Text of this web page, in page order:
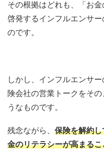
その根拠はどれも、「お
啓発するインフルエンサ
のです。
しかし、インフルエンサ
険会社の営業トークをそ
うなものです。
残念ながら、 保険を解約
金のリテラシーが高まる